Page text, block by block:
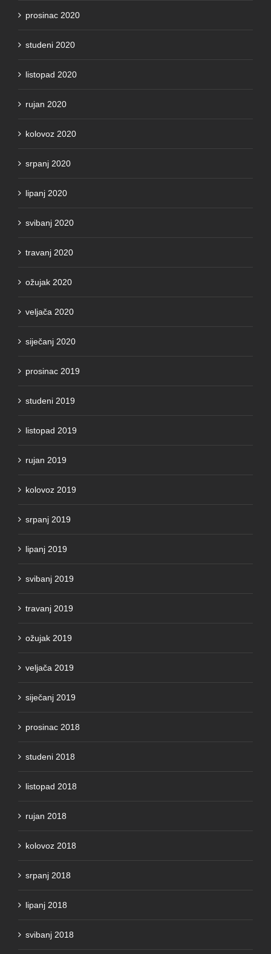
studeni 2020
rujan 2020
kolovoz 2020
lipanj 2020
svibanj 2020
travanj 2020
ožujak 2020
veljača 2020
siječanj 2020
prosinac 2019
studeni 2019
rujan 2019
kolovoz 2019
lipanj 2019
svibanj 2019
travanj 2019
ožujak 2019
veljača 2019
siječanj 2019
prosinac 2018
studeni 2018
rujan 2018
kolovoz 2018
lipanj 2018
svibanj 2018
travanj 2018